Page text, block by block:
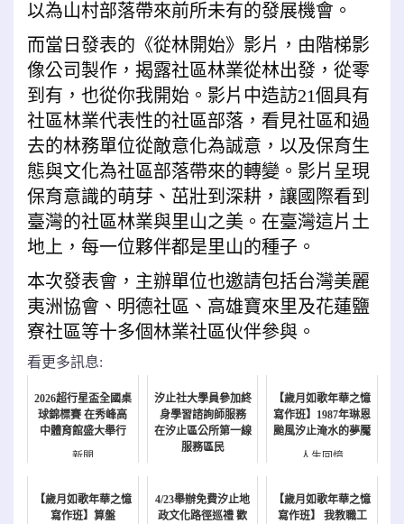
以為山村部落帶來前所未有的發展機會。
而當日發表的《從林開始》影片，由階梯影
像公司製作，揭露社區林業從林出發，從零
到有，也從你我開始。影片中造訪21個具有
社區林業代表性的社區部落，看見社區和過
去的林務單位從敵意化為誠意，以及保育生
態與文化為社區部落帶來的轉變。影片呈現
保育意識的萌芽、茁壯到深耕，讓國際看到
臺灣的社區林業與里山之美。在臺灣這片土
地上，每一位夥伴都是里山的種子。
本次發表會，主辦單位也邀請包括台灣美麗
夷洲協會、明德社區、高雄寶來里及花蓮鹽
寮社區等十多個林業社區伙伴參與。
看更多訊息:
2026超行星盃全國桌
球錦標賽 在秀峰高
中體育館盛大舉行
新聞
汐止社大學員參加終
身學習諮詢師服務
在汐止區公所第一線
服務區民
【歲月如歌年華之憶
寫作班】1987年琳恩
颱風汐止淹水的夢魘
人生回憶
【歲月如歌年華之憶
寫作班】算盤
4/23舉辦免費汐止地
政文化路徑巡禮 歡
【歲月如歌年華之憶
寫作班】 我教職工